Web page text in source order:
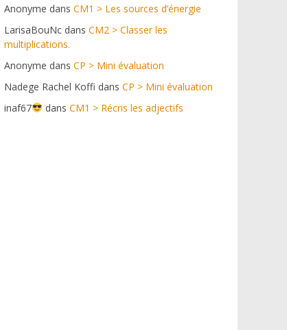
Anonyme dans CM1 > Les sources d’énergie
LarisaBouNc dans CM2 > Classer les
multiplications.
Anonyme dans CP > Mini évaluation
Nadege Rachel Koffi dans CP > Mini évaluation
inaf67
dans CM1 > Récris les adjectifs